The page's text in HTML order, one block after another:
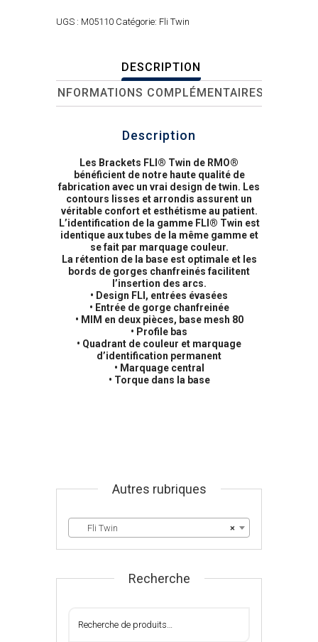
UGS : M05110 Catégorie: Fli Twin
DESCRIPTION
INFORMATIONS COMPLÉMENTAIRES
Description
Les Brackets FLI® Twin de RMO®
bénéficient de notre haute qualité de
fabrication avec un vrai design de twin. Les
contours lisses et arrondis assurent un
véritable confort et esthétisme au patient.
L’identification de la gamme FLI® Twin est
identique aux tubes de la même gamme et
se fait par marquage couleur.
La rétention de la base est optimale et les
bords de gorges chanfreinés facilitent
l’insertion des arcs.
• Design FLI, entrées évasées
• Entrée de gorge chanfreinée
• MIM en deux pièces, base mesh 80
• Profile bas
• Quadrant de couleur et marquage
d’identification permanent
• Marquage central
• Torque dans la base
Autres rubriques
×
Fli Twin
Recherche